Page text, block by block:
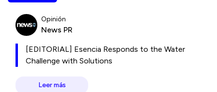
Opinión
News PR
[EDITORIAL] Esencia Responds to the Water
Challenge with Solutions
Leer más